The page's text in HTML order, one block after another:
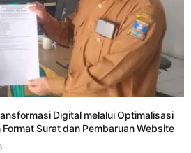
Digital melalui Optimalisasi
Surat dan Pembaruan Website